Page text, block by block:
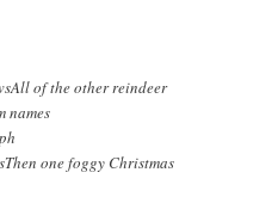
of the other reindeer
names
one foggy Christmas